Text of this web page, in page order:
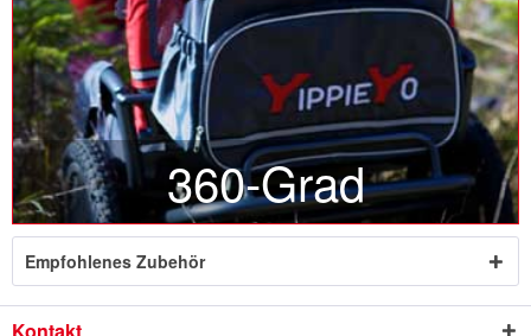
360-Grad
Empfohlenes Zubehör